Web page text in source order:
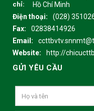
chỉ:
Hồ Chí Minh
Điện thoại:
(028)
Fax:
02838414926
Email:
Website:
http://
GỬI YÊU CẦU